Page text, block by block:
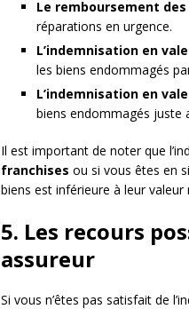
Le remboursement
réparations en urgence.
L’indemnisation en
les biens endommagés
L’indemnisation en
biens endommagés juste
Il est important de noter que
franchises ou si vous êtes en
biens est inférieure à leur valeur
5. Les recours
assureur
Si vous n’êtes pas satisfait de